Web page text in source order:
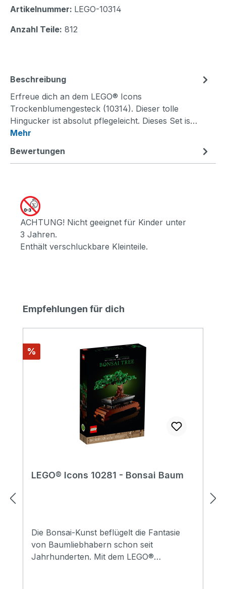
Artikelnummer: LEGO-10314
Anzahl Teile: 812
Beschreibung
Erfreue dich an dem LEGO® Icons
Trockenblumengesteck (10314). Dieser tolle
Hingucker ist absolut pflegeleicht. Dieses Set is…
Mehr
Bewertungen
ACHTUNG! Nicht geeignet für Kinder unter
3 Jahren.
Enthält verschluckbare Kleinteile.
Produktgalerie überspringen
Empfehlungen für dich
Rabatt
%
LEGO® Icons 10281 - Bonsai Baum
Die Bonsai-Kunst beflügelt die Fantasie
von Baumliebhabern schon seit
Jahrhunderten. Mit dem LEGO®